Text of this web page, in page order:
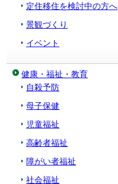
定住移住を検討中の方へ
景観づくり
イベント
健康・福祉・教育
自殺予防
母子保健
児童福祉
高齢者福祉
障がい者福祉
社会福祉